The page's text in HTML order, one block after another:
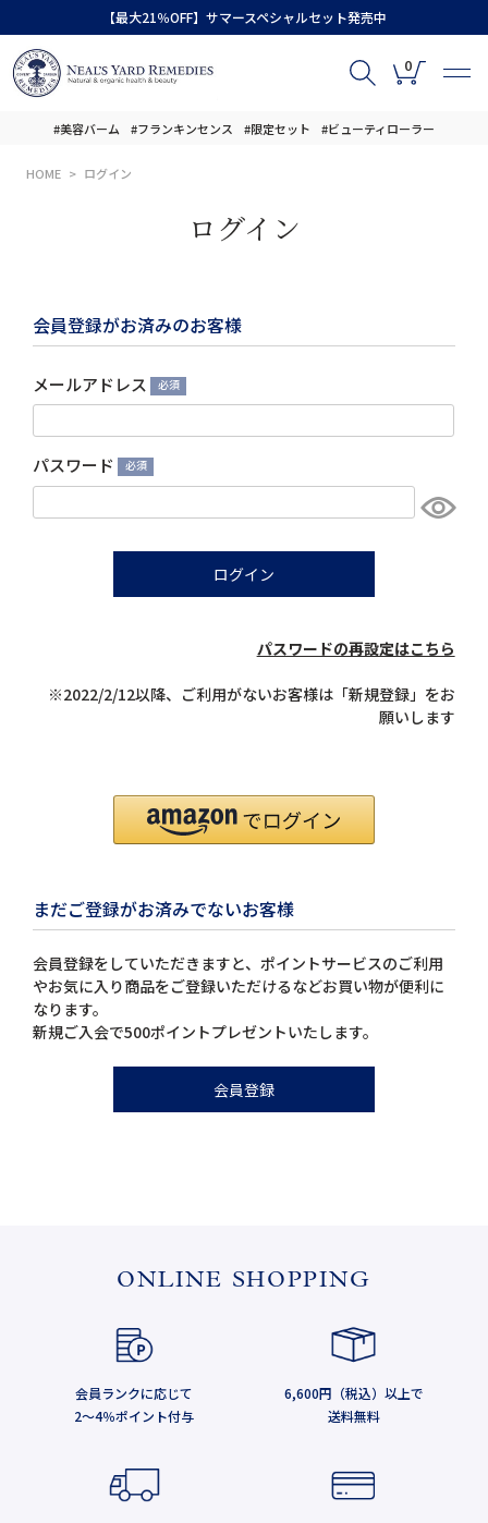
【最大21％OFF】サマースペシャルセット発売中
0
#美容バーム #フランキンセンス #限定セット #ビューティローラー
HOME ログイン
ログイン
会員登録がお済みのお客様
メールアドレス
(必
須)
パスワード
(必
須)
ログイン
パスワードの再設定はこちら
※2022/2/12以降、ご利用がないお客様は「新規登録」をお
願いします
まだご登録がお済みでないお客様
会員登録をしていただきますと、ポイントサービスのご利用
やお気に入り商品をご登録いただけるなどお買い物が便利に
なります。
新規ご入会で500ポイントプレゼントいたします。
会員登録
ONLINE SHOPPING
会員ランクに応じて
2～4％ポイント付与
6,600円（税込）以上で
送料無料